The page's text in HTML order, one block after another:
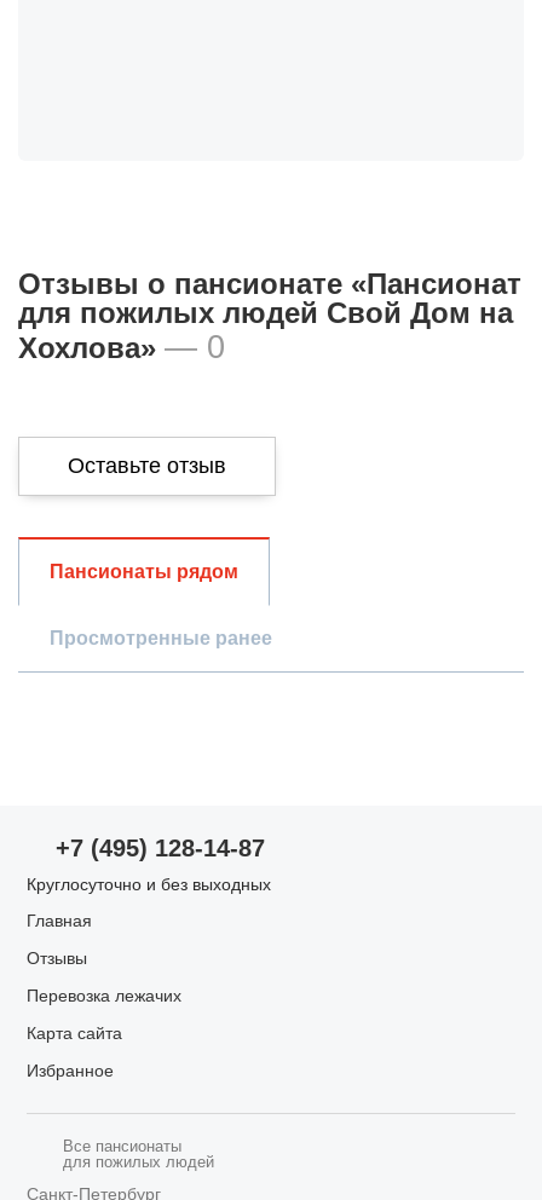
Отзывы о пансионате «Пансионат
для пожилых людей Свой Дом на
Хохлова» — 0
Оставьте отзыв
Опыт использования
Уход за пожилыми
Питание
Пансионаты рядом
Просмотренные ранее
+7 (495) 128-14-87
Круглосуточно и без выходных
Главная
Отзывы
Перевозка лежачих
Карта сайта
Избранное
Все пансионаты
для пожилых людей
Санкт-Петербург